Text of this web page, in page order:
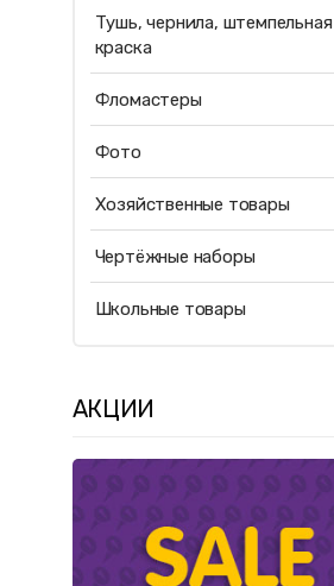
Тушь, чернила, штемпельная
краска
Фломастеры
Фото
Хозяйственные товары
Чертёжные наборы
Школьные товары
АКЦИИ